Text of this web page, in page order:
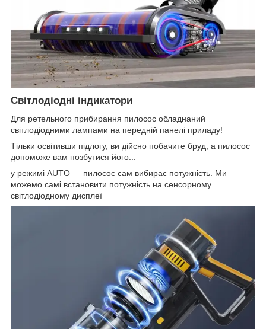
Світлодіодні індикатори
Для ретельного прибирання пилосос обладнаний
світлодіодними лампами на передній панелі приладу!
Тільки освітивши підлогу, ви дійсно побачите бруд, а пилосос
допоможе вам позбутися його...
у режимі AUTO — пилосос сам вибирає потужність. Ми
можемо самі встановити потужність на сенсорному
світлодіодному дисплеї